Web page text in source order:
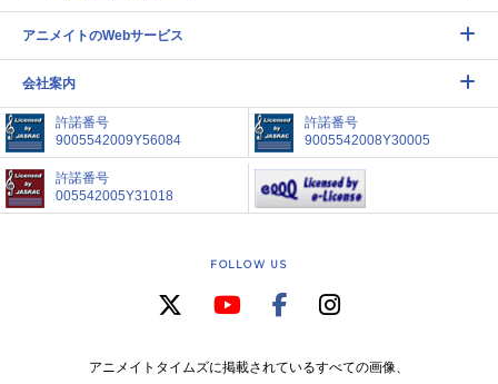
アニメイトのWebサービス
会社案内
許諾番号
9005542009Y56084
許諾番号
9005542008Y30005
許諾番号
005542005Y31018
FOLLOW US
アニメイトタイムズに掲載されているすべての画像、